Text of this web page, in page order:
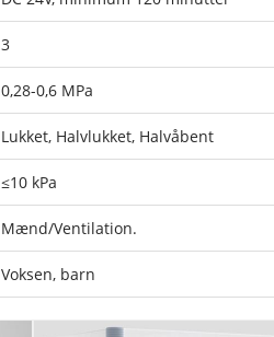
3
0,28-0,6 MPa
Lukket, Halvlukket, Halvåbent
≤10 kPa
Mænd/Ventilation.
Voksen, barn